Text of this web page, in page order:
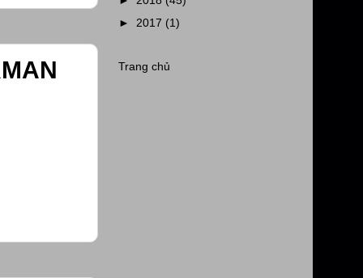
► 2017 (1)
Trang chủ